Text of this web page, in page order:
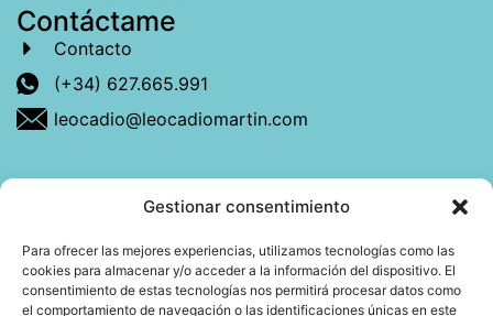
Gestionar consentimiento
Para ofrecer las mejores experiencias, utilizamos tecnologías como las
cookies para almacenar y/o acceder a la información del dispositivo. El
consentimiento de estas tecnologías nos permitirá procesar datos como
el comportamiento de navegación o las identificaciones únicas en este
Contáctame
Contacto
(+34) 627.665.991
leocadio@leocadiomartin.com
Descubre más sobre mí
Mi libro: La felicidad: qué ayuda y qué no.